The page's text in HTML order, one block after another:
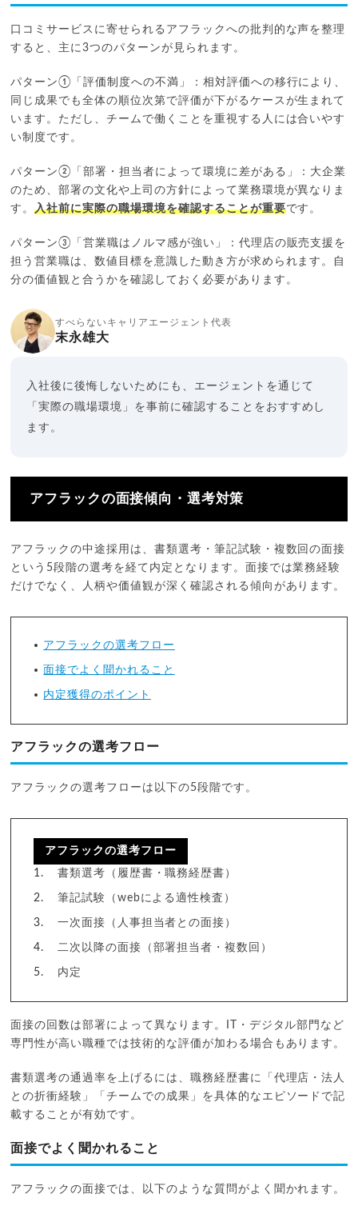
口コミサービスに寄せられるアフラックへの批判的な声を整理
すると、主に3つのパターンが見られます。
パターン①「評価制度への不満」：相対評価への移行により、
同じ成果でも全体の順位次第で評価が下がるケースが生まれて
います。ただし、チームで働くことを重視する人には合いやす
い制度です。
パターン②「部署・担当者によって環境に差がある」：大企業
のため、部署の文化や上司の方針によって業務環境が異なりま
す。入社前に実際の職場環境を確認することが重要です。
パターン③「営業職はノルマ感が強い」：代理店の販売支援を
担う営業職は、数値目標を意識した動き方が求められます。自
分の価値観と合うかを確認しておく必要があります。
すべらないキャリアエージェント代表
末永雄大
入社後に後悔しないためにも、エージェントを通じて
「実際の職場環境」を事前に確認することをおすすめし
ます。
アフラックの面接傾向・選考対策
アフラックの中途採用は、書類選考・筆記試験・複数回の面接
という5段階の選考を経て内定となります。面接では業務経験
だけでなく、人柄や価値観が深く確認される傾向があります。
アフラックの選考フロー
面接でよく聞かれること
内定獲得のポイント
アフラックの選考フロー
アフラックの選考フローは以下の5段階です。
アフラックの選考フロー
書類選考（履歴書・職務経歴書）
筆記試験（webによる適性検査）
一次面接（人事担当者との面接）
二次以降の面接（部署担当者・複数回）
内定
面接の回数は部署によって異なります。IT・デジタル部門など
専門性が高い職種では技術的な評価が加わる場合もあります。
書類選考の通過率を上げるには、職務経歴書に「代理店・法人
との折衝経験」「チームでの成果」を具体的なエピソードで記
載することが有効です。
面接でよく聞かれること
アフラックの面接では、以下のような質問がよく聞かれます。